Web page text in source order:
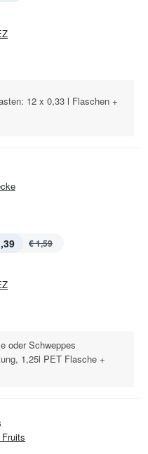
12 x 0,33 l Flaschen +
€ 1,59
oder Schweppes
1,25l PET Flasche +